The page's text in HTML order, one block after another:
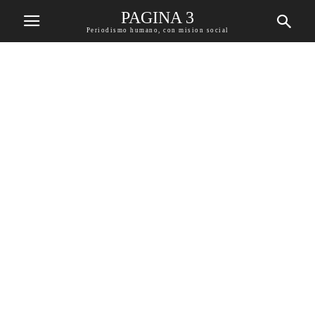
PAGINA 3
Periodismo humano, con mision social